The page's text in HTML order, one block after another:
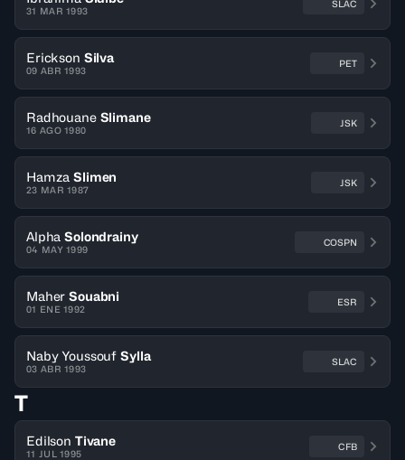
31 MAR 1993
SLAC
Erickson Silva
09 ABR 1993
PET
Radhouane Slimane
16 AGO 1980
JSK
Hamza Slimen
23 MAR 1987
JSK
Alpha Solondrainy
04 MAY 1999
COSPN
Maher Souabni
01 ENE 1992
ESR
Naby Youssouf Sylla
03 ABR 1993
SLAC
T
Edilson Tivane
11 JUL 1995
CFB